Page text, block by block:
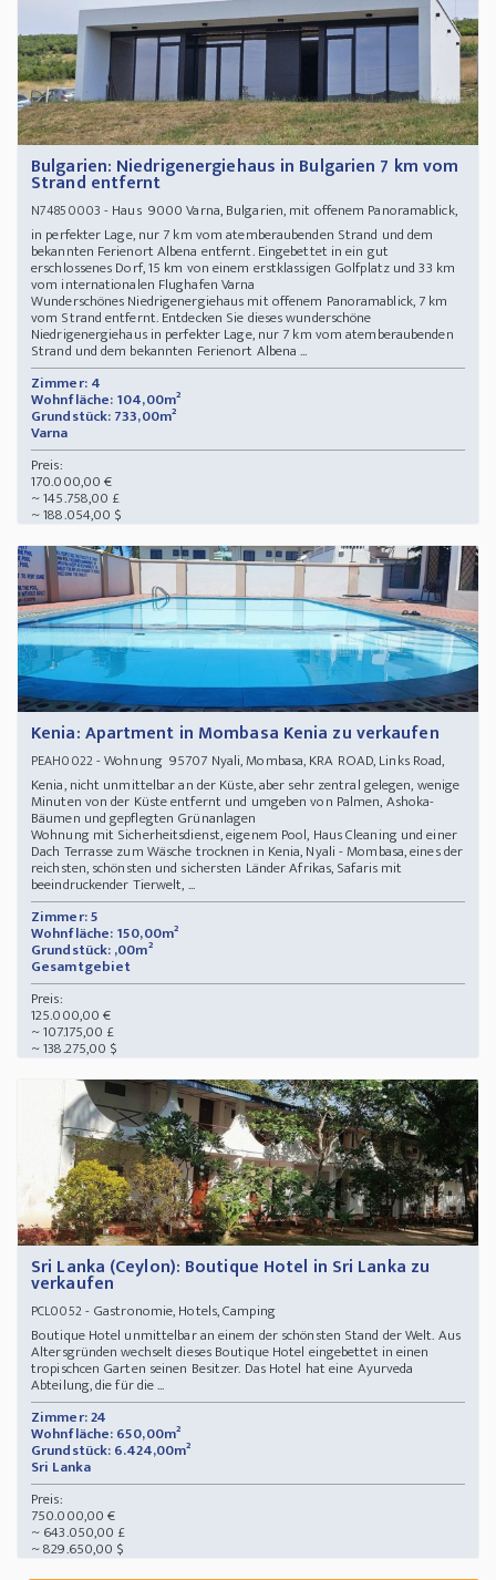
Bulgarien: Niedrigenergiehaus in Bulgarien 7 km vom
Strand entfernt
N74850003 - Haus 9000 Varna, Bulgarien, mit offenem Panoramablick,
in perfekter Lage, nur 7 km vom atemberaubenden Strand und dem
bekannten Ferienort Albena entfernt. Eingebettet in ein gut
erschlossenes Dorf, 15 km von einem erstklassigen Golfplatz und 33 km
vom internationalen Flughafen Varna
Wunderschönes Niedrigenergiehaus mit offenem Panoramablick, 7 km
vom Strand entfernt. Entdecken Sie dieses wunderschöne
Niedrigenergiehaus in perfekter Lage, nur 7 km vom atemberaubenden
Strand und dem bekannten Ferienort Albena ...
Zimmer: 4
Wohnfläche: 104,00m²
Grundstück: 733,00m²
Varna
Preis:
170.000,00 €
~ 145.758,00 £
~ 188.054,00 $
Kenia: Apartment in Mombasa Kenia zu verkaufen
PEAH0022- Wohnung 95707 Nyali, Mombasa, KRA ROAD, Links Road,
Kenia, nicht unmittelbar an der Küste, aber sehr zentral gelegen, wenige
Minuten von der Küste entfernt und umgeben von Palmen, Ashoka-
Bäumen und gepflegten Grünanlagen
Wohnung mit Sicherheitsdienst, eigenem Pool, Haus Cleaning und einer
Dach Terrasse zum Wäsche trocknen in Kenia, Nyali - Mombasa, eines der
reichsten, schönsten und sichersten Länder Afrikas, Safaris mit
beeindruckender Tierwelt, ...
Zimmer: 5
Wohnfläche: 150,00m²
Grundstück: ,00m²
Gesamtgebiet
Preis:
125.000,00 €
~ 107.175,00 £
~ 138.275,00 $
Sri Lanka (Ceylon): Boutique Hotel in Sri Lanka zu
verkaufen
PCL0052- Gastronomie, Hotels, Camping
Boutique Hotel unmittelbar an einem der schönsten Stand der Welt. Aus
Altersgründen wechselt dieses Boutique Hotel eingebettet in einen
tropischcen Garten seinen Besitzer. Das Hotel hat eine Ayurveda
Abteilung, die für die ...
Zimmer: 24
Wohnfläche: 650,00m²
Grundstück: 6.424,00m²
Sri Lanka
Preis:
750.000,00 €
~ 643.050,00 £
~ 829.650,00 $